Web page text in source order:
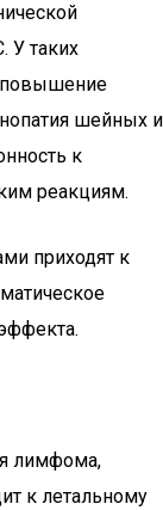
У таких
повышение
шейных и
к
реакциям.
приходят к
лимфома,
к летальному